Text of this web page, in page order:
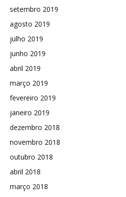
setembro 2019
agosto 2019
julho 2019
junho 2019
abril 2019
março 2019
fevereiro 2019
janeiro 2019
dezembro 2018
novembro 2018
outubro 2018
abril 2018
março 2018